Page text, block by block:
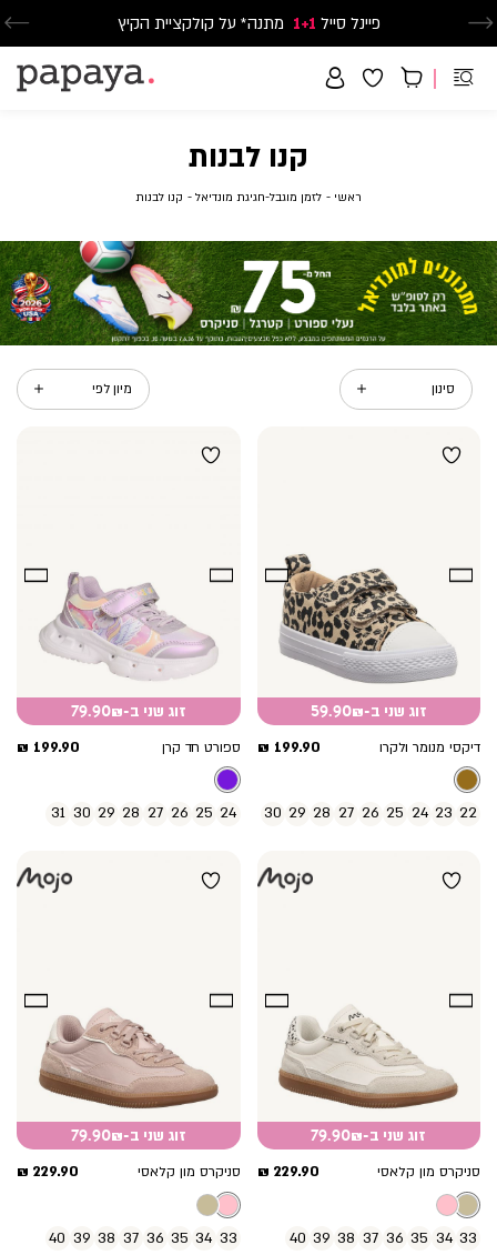
משלוח חינם בקנייה מעל 299₪ | זמני אספקה עד 5 ימי עסקים
פיינל סייל 1+1 מתנה* על קולקציית הקיץ
נעלי ספורט וסניקרס זוג שני החל מ-59.90
קנו לבנות
ראשי ראשי
לזמן מוגבל-חגיגת מונדיאל לזמןקנו לבנות
סינון
זוג שני ב-59.90₪
דיקסי מנומר ולקרו
מחיר
199.90 ₪
22
23
24
25
26
27
28
29
30
זוג שני ב-79.90₪
ספורט חד קרן
מחיר
199.90 ₪
24
25
26
27
28
29
30
31
זוג שני ב-79.90₪
סניקרס מון קלאסי
מחיר
229.90 ₪
33
34
35
36
37
38
39
40
זוג שני ב-79.90₪
סניקרס מון קלאסי
מחיר
229.90 ₪
33
34
35
36
37
38
39
40